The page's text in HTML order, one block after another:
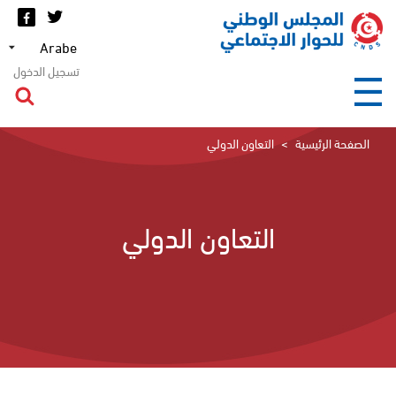
إلى
المحتوى
Select
your
language
تسجيل الدخول
الصفحة الرئيسية التعاون الدولي
التعاون الدولي